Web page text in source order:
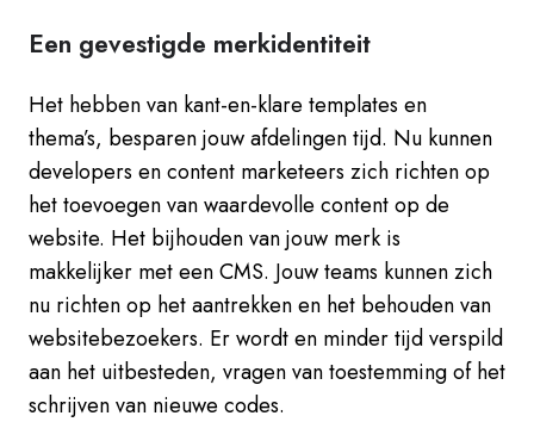
Een gevestigde merkidentiteit
Het hebben van kant-en-klare templates en
thema’s, besparen jouw afdelingen tijd. Nu kunnen
developers en content marketeers zich richten op
het toevoegen van waardevolle content op de
website. Het bijhouden van jouw merk is
makkelijker met een CMS. Jouw teams kunnen zich
nu richten op het aantrekken en het behouden van
websitebezoekers. Er wordt en minder tijd verspild
aan het uitbesteden, vragen van toestemming of het
schrijven van nieuwe codes.